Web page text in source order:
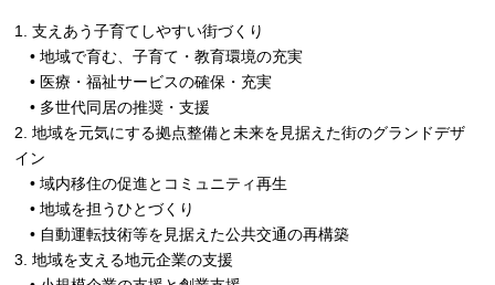
1. 支えあう子育てしやすい街づくり
• 地域で育む、子育て・教育環境の充実
• 医療・福祉サービスの確保・充実
• 多世代同居の推奨・支援
2. 地域を元気にする拠点整備と未来を見据えた街のグランドデザ
イン
• 域内移住の促進とコミュニティ再生
• 地域を担うひとづくり
• 自動運転技術等を見据えた公共交通の再構築
3. 地域を支える地元企業の支援